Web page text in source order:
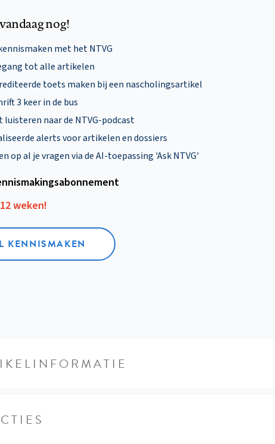
nog!
met het NTVG
tot alle artikelen
toets maken bij een nascholingsartikel
3 keer in de bus
luisteren naar de NTVG-podcast
alerts voor artikelen en dossiers
op al je vragen via de AI-toepassing 'Ask NTVG'
weken!
KENNISMAKEN